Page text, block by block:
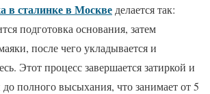
в сталинке в Москве делается так:
подготовка основания, затем
после чего укладывается и
Этот процесс завершается затиркой и
до полного высыхания, что занимает от 5